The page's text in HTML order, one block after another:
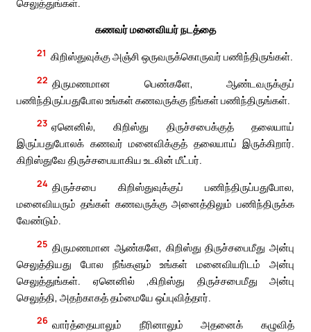
செலுத்துங்கள்.
கணவர் மனைவியர் நடத்தை
21 கிறிஸ்துவுக்கு அஞ்சி ஒருவருக்கொருவர் பணிந்திருங்கள்.
22 திருமணமான பெண்களே, ஆண்டவருக்குப்
பணிந்திருப்பதுபோல உங்கள் கணவருக்கு நீங்கள் பணிந்திருங்கள்.
23 ஏனெனில், கிறிஸ்து திருச்சபைக்குத் தலையாய்
இருப்பதுபோலக் கணவர் மனைவிக்குத் தலையாய் இருக்கிறார்.
கிறிஸ்துவே திருச்சபையாகிய உடலின் மீட்பர்.
24 திருச்சபை கிறிஸ்துவுக்குப் பணிந்திருப்பதுபோல,
மனைவியரும் தங்கள் கணவருக்கு அனைத்திலும் பணிந்திருக்க
வேண்டும்.
25 திருமணமான ஆண்களே, கிறிஸ்து திருச்சபைமீது அன்பு
செலுத்தியது போல நீங்களும் உங்கள் மனைவியரிடம் அன்பு
செலுத்துங்கள். ஏனெனில் ,கிறிஸ்து திருச்சபைமீது அன்பு
செலுத்தி, அதற்காகத் தம்மையே ஒப்புவித்தார்.
26 வார்த்தையாலும் நீரினாலும் அதனைக் கழுவித்